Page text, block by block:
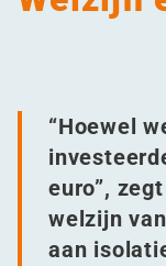
“Hoewel
euro”,
welzijn
aan